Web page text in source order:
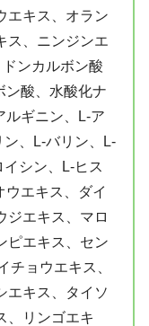
エキス、オラン
ス、ニンジンエ
ンカルボン酸
ン酸、水酸化ナ
ルギニン、L-ア
、L-バリン、L-
シン、L-ヒス
エキス、ダイ
ジエキス、マロ
ピエキス、セン
チョウエキス、
エキス、タイソ
、リンゴエキ